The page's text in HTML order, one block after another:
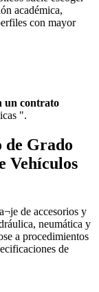
académica,
con mayor
un contrato
".
Grado
Vehículos
de accesorios y
neumática y
a procedimientos
de